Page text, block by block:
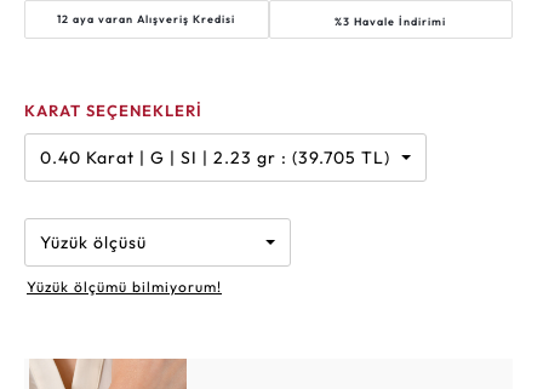
12 aya varanAlışveriş Kredisi %3 Havale İndirimi
KARAT SEÇENEKLERİ
0.40 Karat | G | SI | 2.23 gr : (39.705 TL)
Yüzük ölçüsü
Yüzük ölçümü bilmiyorum!